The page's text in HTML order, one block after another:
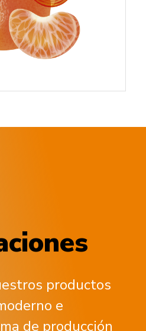
productos
e
de producción